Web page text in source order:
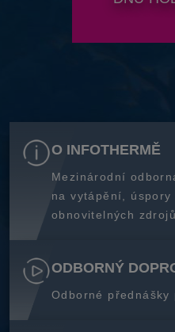
O INFOTHERMĚ
Mezinárodní
na vytápění,
obnovitelných
ODBORNÝ
Odborné